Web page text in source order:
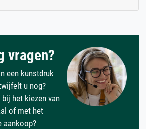
vragen?
een kunstdruk
u nog?
het kiezen van
of met het
aankoop?